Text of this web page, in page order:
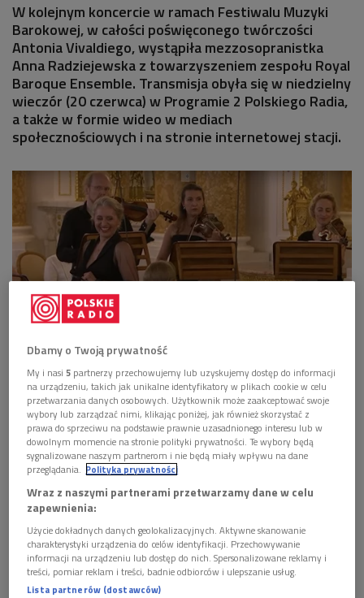
W kolejnym koncercie w ramach Festiwalu Muzyki
Barokowej, w całości poświęconego twórczości
Antonia Vivaldiego, wystąpiła mezzosopranistka
Anna Radziejewska z towarzyszeniem zespołu Royal
Baroque Ensemble. Transmisja obyła się w niedzielny
wieczór (20 czerwca) w Programie 2 Polskiego Radia,
a także w formie wideo w mediach
społecznościowych i na stronie internetowej stacji.
kadr z koncertu Royal Baroque Ensemble i Anny Radziejewskiej
Dbamy o Twoją prywatność
My i nasi5 partnerzy przechowujemy lub uzyskujemy dostęp do informacji
na urządzeniu, takich jak unikalne identyfikatory w plikach cookie w celu
przetwarzania danych osobowych. Użytkownik może zaakceptować swoje
wybory lub zarządzać nimi, klikając poniżej, jak również skorzystać z
prawa do sprzeciwu na podstawie prawnie uzasadnionego interesu lub w
dowolnym momencie na stronie polityki prywatności. Te wybory będą
sygnalizowane naszym partnerom i nie będą miały wpływu na dane
przeglądania. Polityka prywatności
Wraz z naszymi partnerami przetwarzamy dane w celu
zapewnienia:
Użycie dokładnych danych geolokalizacyjnych. Aktywne skanowanie
charakterystyki urządzenia do celów identyfikacji. Przechowywanie
informacji na urządzeniu lub dostęp do nich. Spersonalizowane reklamy i
treści, pomiar reklam i treści, badnie odbiorców i ulepszanie usług.
Lista partnerów (dostawców)